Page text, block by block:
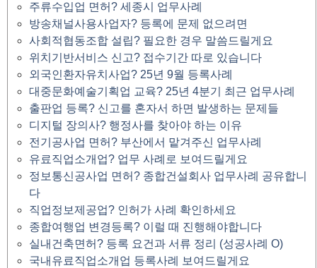
주류수입업 면허? 세종시 업무사례
방송채널사용사업자? 등록에 문제 없으려면
사회적협동조합 설립? 필요한 경우 말씀드릴게요
위치기반서비스 신고? 접수기간 따로 있습니다
외국인환자유치사업? 25년 9월 등록사례
대중문화예술기획업 교육? 25년 4분기 최근 업무사례
출판업 등록? 신고를 혼자서 하면 발생하는 문제들
디지털 장의사? 행정사를 찾아야 하는 이유
전기공사업 면허? 부산에서 맡겨주신 업무사례
유료직업소개업? 업무 사례로 보여드릴게요
정보통신공사업 면허? 종합건설회사 업무사례 공유합니
다
직업정보제공업? 인허가 사례 확인하세요
종합여행업 변경등록? 이럴 때 진행해야합니다
실내건축면허? 등록 요건과 서류 정리 (성공사례 O)
국내유료직업소개업 등록사례 보여드릴게요